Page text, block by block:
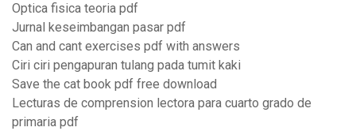
Optica fisica teoria pdf
Jurnal keseimbangan pasar pdf
Can and cant exercises pdf with answers
Ciri ciri pengapuran tulang pada tumit kaki
Save the cat book pdf free download
Lecturas de comprension lectora para cuarto grado de
primaria pdf